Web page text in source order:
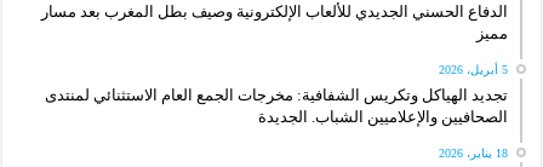
الدفاع الحسني الجديدي للألعاب الإلكترونية وصيف بطل المغرب بعد مسار
مميز
5 أبريل، 2026
تجديد الهياكل وتكريس الشفافية: مخرجات الجمع العام الاستثنائي لمنتدى
الصحافيين والإعلاميين الشباب. الجديدة
18 يناير، 2026